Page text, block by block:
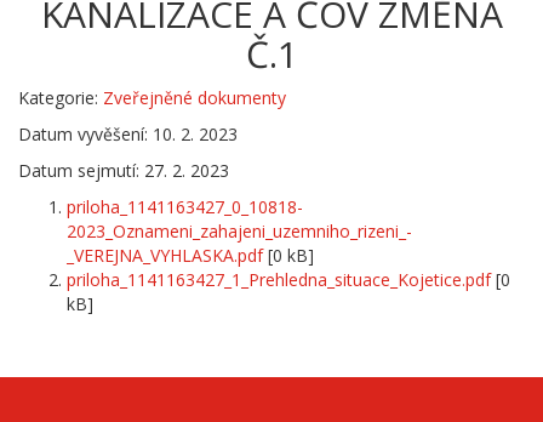
KANALIZACE A ČOV ZMĚNA
Č.1
Kategorie: Zveřejněné dokumenty
Datum vyvěšení: 10. 2. 2023
Datum sejmutí: 27. 2. 2023
priloha_1141163427_0_10818-
2023_Oznameni_zahajeni_uzemniho_rizeni_-
_VEREJNA_VYHLASKA.pdf[0 kB]
priloha_1141163427_1_Prehledna_situace_Kojetice.pdf[0
kB]